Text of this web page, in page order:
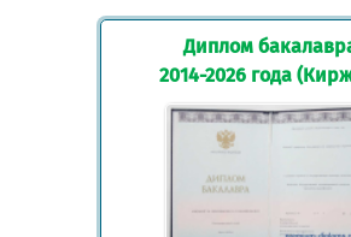
Диплом
2014-2026 года